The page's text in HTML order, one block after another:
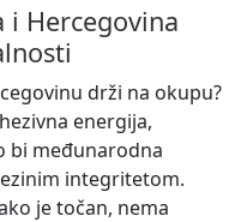
i Hercegovina
drži na okupu?
energija,
bi međunarodna
integritetom.
je točan, nema